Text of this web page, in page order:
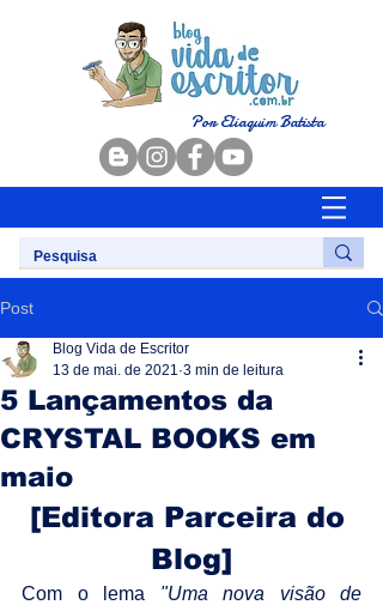
Por Eliaquim Batista
Post
5 Lançamentos da
CRYSTAL BOOKS em
maio
Blog Vida de Escritor
13 de mai. de 2021 3 min de leitura
[Editora Parceira do
Blog]
Com o lema "Uma nova visão de